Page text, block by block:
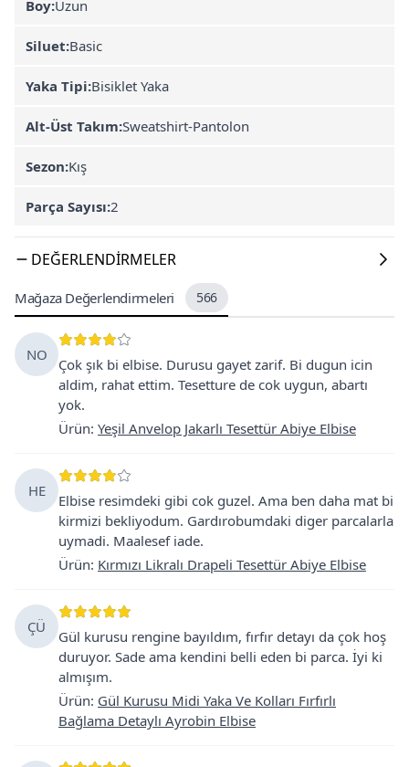
Boy:Uzun
Siluet:Basic
Yaka Tipi:Bisiklet Yaka
Alt-Üst Takım:Sweatshirt-Pantolon
Sezon:Kış
Parça Sayısı:2
DEĞERLENDIRMELER
Mağaza Değerlendirmeleri 566
NO
Çok şık bi elbise. Durusu gayet zarif. Bi dugun icin
aldim, rahat ettim. Tesetture de cok uygun, abartı
yok.
Ürün: Yeşil Anvelop Jakarlı Tesettür Abiye Elbise
HE
Elbise resimdeki gibi cok guzel. Ama ben daha mat bi
kirmizi bekliyodum. Gardırobumdaki diger parcalarla
uymadi. Maalesef iade.
Ürün: Kırmızı Likralı Drapeli Tesettür Abiye Elbise
ÇÜ
Gül kurusu rengine bayıldım, fırfır detayı da çok hoş
duruyor. Sade ama kendini belli eden bi parca. İyi ki
almışım.
Ürün: Gül Kurusu Midi Yaka Ve Kolları Fırfırlı
Bağlama Detaylı Ayrobin Elbise